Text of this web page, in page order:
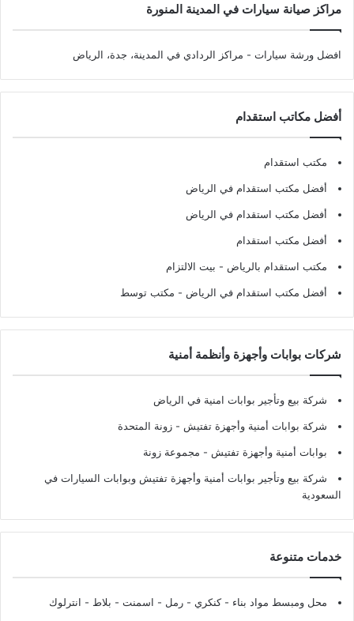
مراكز صيانة سيارات في المدينة المنورة
افضل ورشة سيارات - مراكز الردادي في المدينة، جدة، الرياض
أفضل مكاتب استقدام
مكتب استقدام
أفضل مكتب استقدام في الرياض
أفضل مكتب استقدام في الرياض
أفضل مكتب استقدام
مكتب استقدام بالرياض - بيت الالتزام
أفضل مكتب استقدام في الرياض - مكتب توسط
شركات بوابات وأجهزة وأنظمة أمنية
شركة بيع وتأجير بوابات امنية في الرياض
شركة بوابات أمنية وأجهزة تفتيش - زونة المتحدة
بوابات أمنية وأجهزة تفتيش - مجموعة زونة
شركة بيع وتأجير بوابات أمنية وأجهزة تفتيش وبوابات السيارات في
السعودية
خدمات متنوعة
محل ومبسط مواد بناء - كنكري - رمل - اسمنت - بلاط - انترلوك